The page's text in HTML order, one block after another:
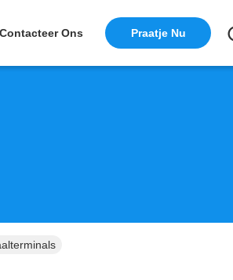
Contacteer Ons Praatje Nu